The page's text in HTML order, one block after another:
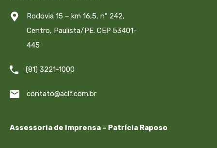
Rodovia 15 – km 16,5, nº 242,
Centro, Paulista/PE. CEP 53401-
445
(81) 3221-1000
contato@aclf.com.br
Assessoria de Imprensa – Patrícia Raposo